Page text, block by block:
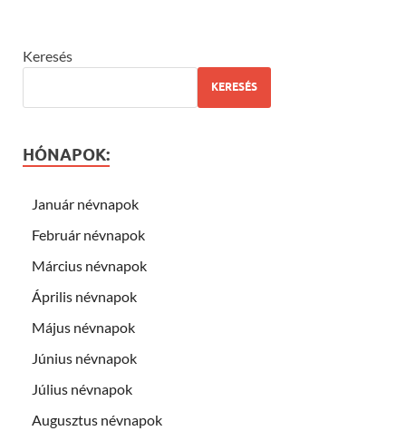
Keresés
KERESÉS
HÓNAPOK:
Január névnapok
Február névnapok
Március névnapok
Április névnapok
Május névnapok
Június névnapok
Július névnapok
Augusztus névnapok